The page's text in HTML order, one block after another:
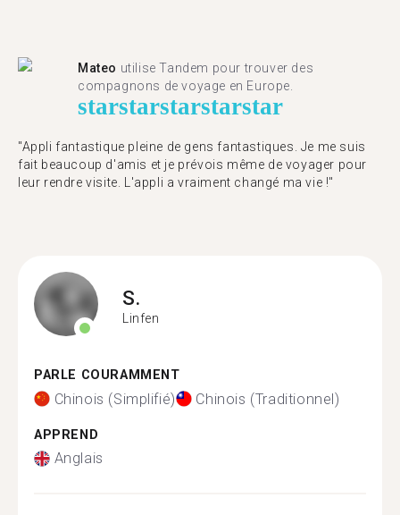
Mateo utilise Tandem pour trouver des
compagnons de voyage en Europe.
starstarstarstarstar
"Appli fantastique pleine de gens fantastiques. Je me suis
fait beaucoup d'amis et je prévois même de voyager pour
leur rendre visite. L'appli a vraiment changé ma vie !"
S.
Linfen
PARLE COURAMMENT
Chinois (Simplifié) Chinois (Traditionnel)
APPREND
Anglais